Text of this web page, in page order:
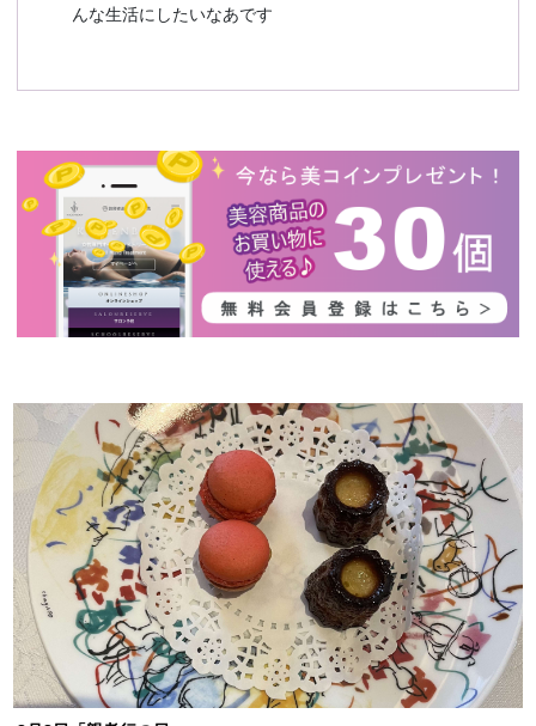
んな生活にしたいなあです